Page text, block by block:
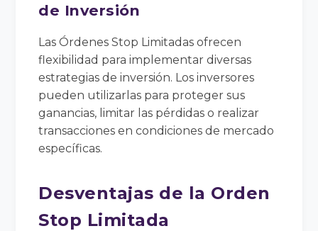
de Inversión
Las Órdenes Stop Limitadas ofrecen
flexibilidad para implementar diversas
estrategias de inversión. Los inversores
pueden utilizarlas para proteger sus
ganancias, limitar las pérdidas o realizar
transacciones en condiciones de mercado
específicas.
Desventajas de la Orden
Stop Limitada